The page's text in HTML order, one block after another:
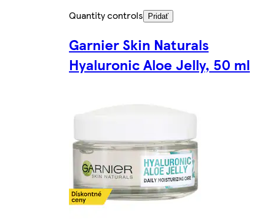
Quantity controls
Pridať
Garnier Skin Naturals
Hyaluronic Aloe Jelly, 50 ml